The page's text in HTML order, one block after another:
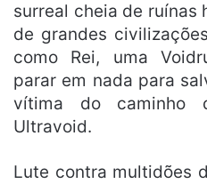
surreal cheia de ruínas
de grandes
como Rei, uma
parar em nada para
vítima do caminho
Ultravoid.
Lute contra multidões